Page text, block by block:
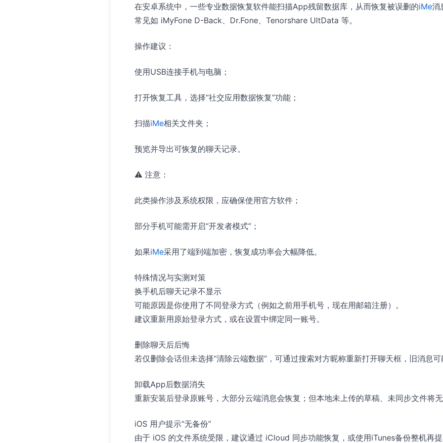
在安卓系统中，一些专业数据恢复软件能扫描App残留数据库，从而恢复被误删的iMe消
常见如 iMyFone D-Back、Dr.Fone、Tenorshare UltData 等。
操作建议：
使用USB连接手机与电脑；
打开恢复工具，选择“社交应用数据恢复”功能；
扫描iMe相关文件夹；
预览并导出可恢复的聊天记录。
⚠️ 注意：
此类操作涉及系统权限，应确保使用官方软件；
部分手机可能需开启“开发者模式”；
如果iMe采用了端到端加密，恢复成功率会大幅降低。
特殊情况与实测对策
换手机后聊天记录不显示
可能原因是你使用了不同登录方式（例如之前用手机号，现在用邮箱注册）。
建议重新用原始登录方式，或在设置中绑定同一账号。
删除聊天后后悔
若仅删除会话但未选择“清除云端数据”，可通过搜索对方昵称重新打开聊天框，旧消息
卸载App后数据消失
重新安装后登录原账号，大部分云端消息会恢复；但本地未上传的草稿、未同步文件将
iOS 用户提示“无备份”
由于 iOS 的文件系统受限，建议通过 iCloud 同步功能恢复，或使用iTunes备份整机再